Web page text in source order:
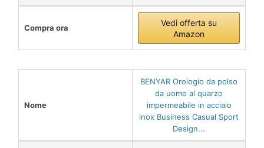
Compra ora
Vedi offerta su
Amazon
Nome
BENYAR Orologio da polso
da uomo al quarzo
impermeabile in acciaio
inox Business Casual Sport
Design...